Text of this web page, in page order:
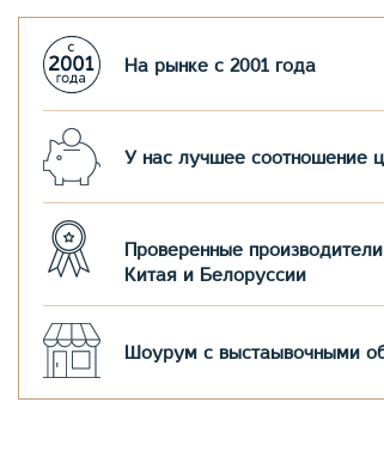
На рынке с 2001 года
У нас лучшее соотношение
Проверенные
Китая и Белоруссии
Шоурум с выстаывочными